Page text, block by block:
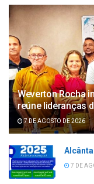
Weverton Rocha
reúne lideranças
7 DE AGOSTO DE 2026
7 DE